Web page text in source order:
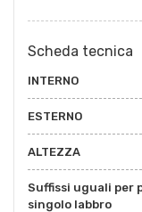
Scheda tecnica
INTERNO
ESTERNO
ALTEZZA
Suffissi uguali per
singolo labbro